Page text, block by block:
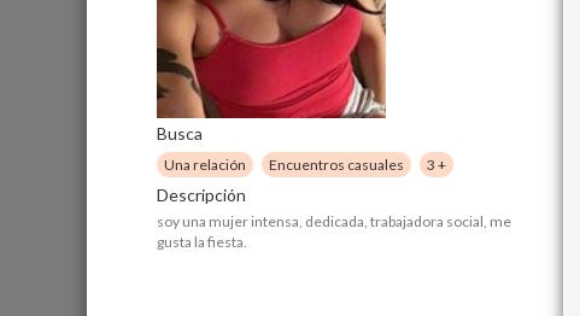
9
Salvado...41 años
Busca
Una relación Encuentros casuales 3 +
Descripción
soy una mujer intensa, dedicada, trabajadora social, me
gusta la fiesta.